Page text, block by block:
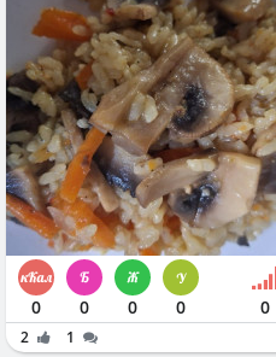
0 0 0 0 0
2 1